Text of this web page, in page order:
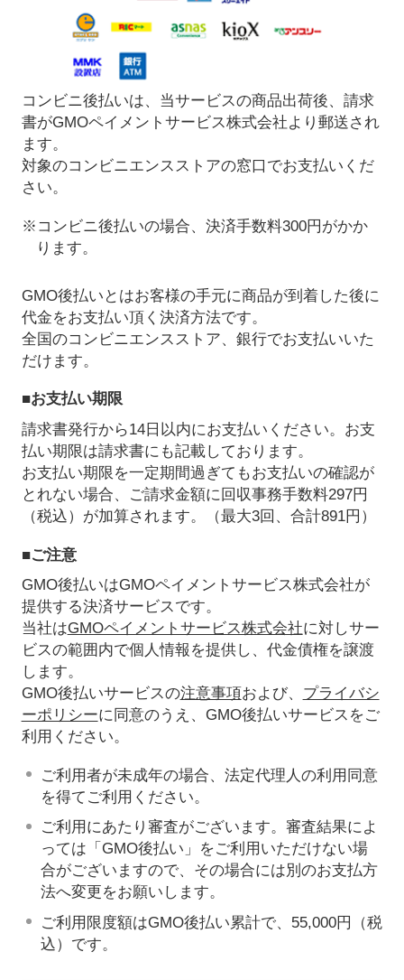
コンビニ後払いは、当サービスの商品出荷後、請求
書がGMOペイメントサービス株式会社より郵送され
ます。
対象のコンビニエンスストアの窓口でお支払いくだ
さい。
※コンビニ後払いの場合、決済手数料300円がかか
ります。
GMO後払いとはお客様の手元に商品が到着した後に
代金をお支払い頂く決済方法です。
全国のコンビニエンスストア、銀行でお支払いいた
だけます。
■お支払い期限
請求書発行から14日以内にお支払いください。お支
払い期限は請求書にも記載しております。
お支払い期限を一定期間過ぎてもお支払いの確認が
とれない場合、ご請求金額に回収事務手数料297円
（税込）が加算されます。（最大3回、合計891円）
■ご注意
GMO後払いはGMOペイメントサービス株式会社が
提供する決済サービスです。
当社はGMOペイメントサービス株式会社に対しサー
ビスの範囲内で個人情報を提供し、代金債権を譲渡
します。
GMO後払いサービスの注意事項および、 プライバシ
ーポリシーに同意のうえ、GMO後払いサービスをご
利用ください。
ご利用者が未成年の場合、法定代理人の利用同意
を得てご利用ください。
ご利用にあたり審査がございます。審査結果によ
っては「GMO後払い」をご利用いただけない場
合がございますので、その場合には別のお支払方
法へ変更をお願いします。
ご利用限度額はGMO後払い累計で、55,000円（税
込）です。